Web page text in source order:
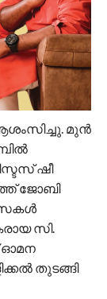
മുൻ
ഷീ
ജോബി
സി.
ഓമന
തുടങ്ങി